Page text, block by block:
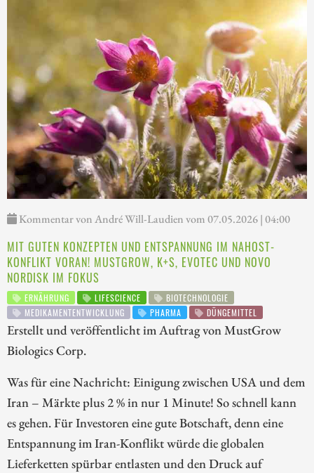
Kommentar von André Will-Laudien vom 07.05.2026 | 04:00
MIT GUTEN KONZEPTEN UND ENTSPANNUNG IM NAHOST-
KONFLIKT VORAN! MUSTGROW, K+S, EVOTEC UND NOVO
NORDISK IM FOKUS
ERNÄHRUNG LIFESCIENCE
BIOTECHNOLOGIE
MEDIKAMENTENTWICKLUNG
PHARMA DÜNGEMITTEL
Erstellt und veröffentlicht im Auftrag von MustGrow
Biologics Corp.
Was für eine Nachricht: Einigung zwischen USA und dem
Iran – Märkte plus 2 % in nur 1 Minute! So schnell kann
es gehen. Für Investoren eine gute Botschaft, denn eine
Entspannung im Iran-Konflikt würde die globalen
Lieferketten spürbar entlasten und den Druck auf